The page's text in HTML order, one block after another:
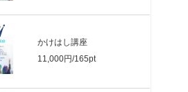
かけはし講座
11,000円/165pt